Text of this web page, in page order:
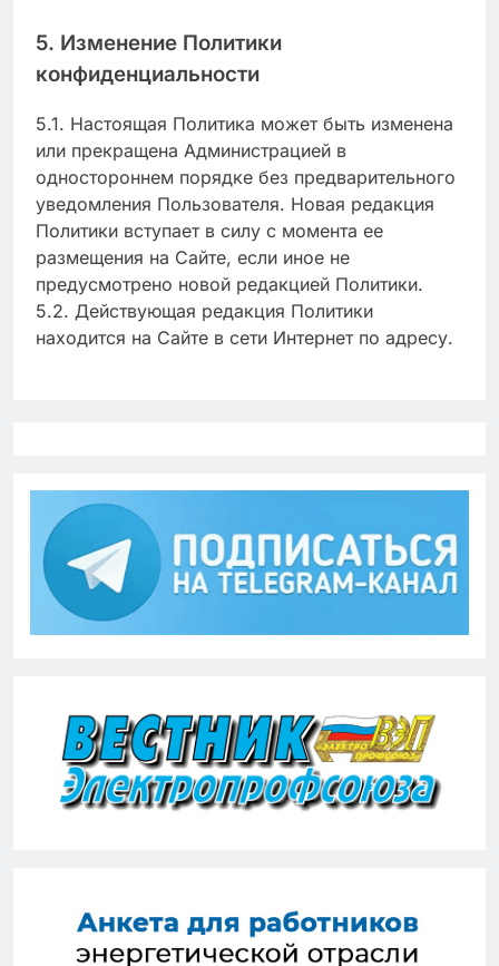
5. Изменение Политики
конфиденциальности
5.1. Настоящая Политика может быть изменена
или прекращена Администрацией в
одностороннем порядке без предварительного
уведомления Пользователя. Новая редакция
Политики вступает в силу с момента ее
размещения на Сайте, если иное не
предусмотрено новой редакцией Политики.
5.2. Действующая редакция Политики
находится на Сайте в сети Интернет по адресу.